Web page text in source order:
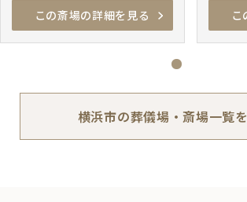
■京浜急行本線「黄金町駅」よ
り市営バス32番 「保土ヶ谷」
行きに乗り、「久保山霊堂前」
この斎場の詳細を見る
駅行
前」で
相鉄い
に乗車
車
こ
横浜市の葬儀場・斎場一覧